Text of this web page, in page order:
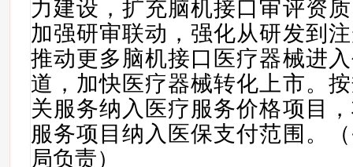
力建设，扩充脑机接口审评资
加强研审联动，强化从研发到
推动更多脑机接口医疗器械进
道，加快医疗器械转化上市。
关服务纳入医疗服务价格项目
服务项目纳入医保支付范围。
局负责）